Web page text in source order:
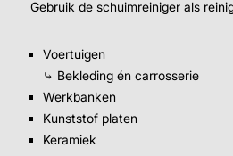
Gebruik de schuimreiniger als
Voertuigen
⤷ Bekleding én carrosserie
Werkbanken
Kunststof platen
Keramiek